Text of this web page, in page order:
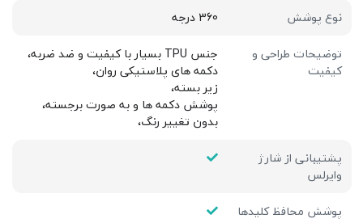
نوع پوشش
360 درجه
توضیحات طراحی و
کیفیت
جنس TPU بسیار با کیفیت و ضد ضربه،
دکمه های پلاستیکی روان،
زیر بسته،
پوشش دکمه ها و به صورت برجسته،
بدون تغییر رنگ،
پشتیبانی از شارژ
وایرلس
پوشش محافظ کلیدها